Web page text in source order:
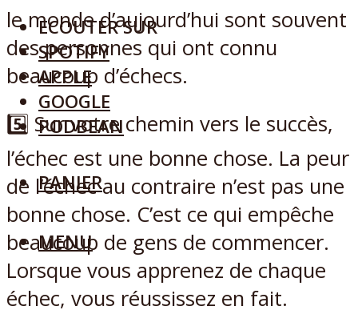
ECOUTER SUR
SPOTIFY
APPLE
GOOGLE
PODBEAN
PANIER
MENU
le monde d’aujourd’hui sont souvent
des personnes qui ont connu
beaucoup d’échecs.
5️⃣ Sur votre chemin vers le succès,
l’échec est une bonne chose. La peur
de l’échec au contraire n’est pas une
bonne chose. C’est ce qui empêche
beaucoup de gens de commencer.
Lorsque vous apprenez de chaque
échec, vous réussissez en fait.